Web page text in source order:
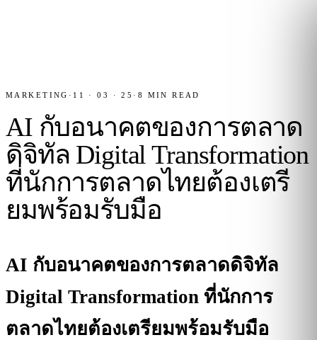
MARKETING · 11 · 03 · 25 · 8 MIN READ
AI กับอนาคตของการตลาด
ดิจิทัล Digital Transformation
ที่นักการตลาดไทยต้องเตรี
ยมพร้อมรับมือ
AI กับอนาคตของการตลาดดิจิทัล
Digital Transformation ที่นักการ
ตลาดไทยต้องเตรียมพร้อมรับมือ